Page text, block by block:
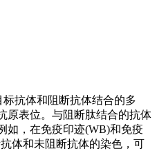
抗体和阻断抗体结合的多
原表位。与阻断肽结合的抗体
如，在免疫印迹(WB)和免疫
体和未阻断抗体的染色，可